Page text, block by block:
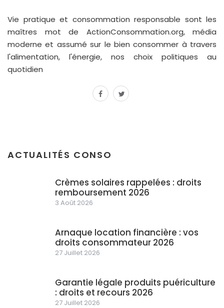
Vie pratique et consommation responsable sont les
maîtres mot de ActionConsommation.org, média
moderne et assumé sur le bien consommer à travers
l'alimentation, l'énergie, nos choix politiques au
quotidien
facebook
twitter
ACTUALITÉS CONSO
Crèmes solaires rappelées : droits
remboursement 2026
3 Août 2026
Arnaque location financière : vos
droits consommateur 2026
27 Juillet 2026
Garantie légale produits puériculture
: droits et recours 2026
27 Juillet 2026